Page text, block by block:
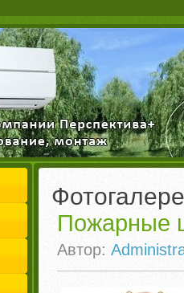
Пожарные
Автор: